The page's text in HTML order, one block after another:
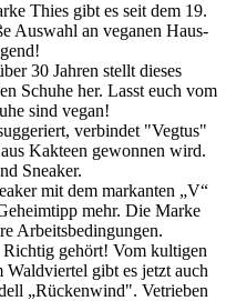
Thies gibt es seit dem 19.
Auswahl an veganen Haus-
30 Jahren stellt dieses
Schuhe her. Lasst euch vom
sind vegan!
verbindet "Vegtus"
Kakteen gewonnen wird.
Sneaker.
mit dem markanten „V“
mehr. Die Marke
Arbeitsbedingungen.
Richtig gehört! Vom kultigen
Waldviertel gibt es jetzt auch
„Rückenwind". Vetrieben